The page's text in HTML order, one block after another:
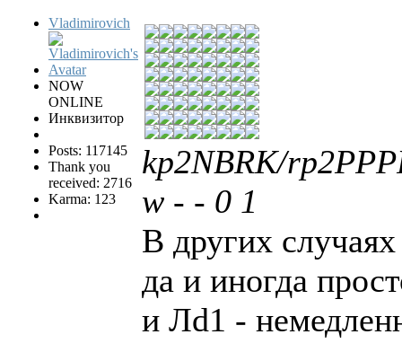
Vladimirovich
NOW
ONLINE
Инквизитор
Posts: 117145
Thank you
received: 2716
Karma: 123
kp2NBRK/
w - - 0 1
В других
да и иногда
и Лd1 -